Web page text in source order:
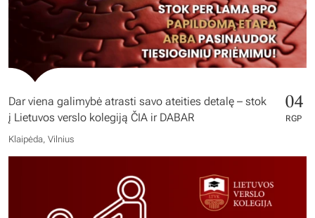
Dar viena galimybė atrasti savo ateities detalę – stok
į Lietuvos verslo kolegiją ČIA ir DABAR
04
RGP
Klaipėda, Vilnius